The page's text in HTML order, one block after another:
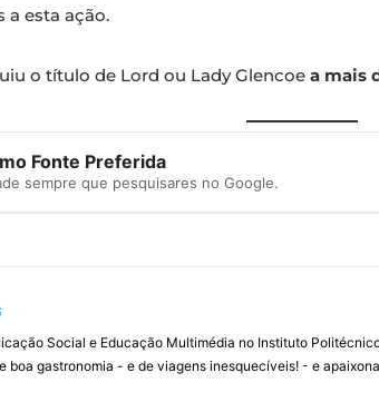
a esta ação.
o título de Lord ou Lady Glencoe a mais
Fonte Preferida
sempre que pesquisares no Google.
Social e Educação Multimédia no Instituto
boa gastronomia - e de viagens inesquecíveis! - e